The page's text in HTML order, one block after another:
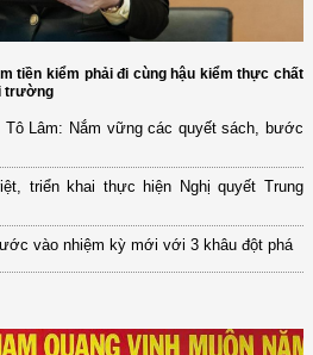
tiền kiểm phải đi cùng hậu kiểm thực chất
trường
Lâm: Nắm vững các quyết sách, bước
triển khai thực hiện Nghị quyết Trung
vào nhiệm kỳ mới với 3 khâu đột phá